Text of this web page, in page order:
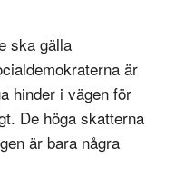
ska gälla
är
hinder i vägen för
De höga skatterna
är bara några